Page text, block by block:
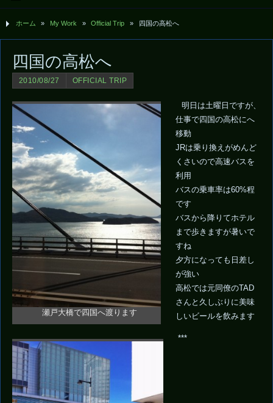
ホーム » My Work » Official Trip » 四国の高松へ
四国の高松へ
2010/08/27 OFFICIAL TRIP
瀬戸大橋で四国へ渡ります
明日は土曜日ですが、
仕事で四国の高松にへ
移動
JRは乗り換えがめんど
くさいので高速バスを
利用
バスの乗車率は60%程
です
バスから降りてホテル
まで歩きますが暑いで
すね
夕方になっても日差し
が強い
高松では元同僚のTAD
さんと久しぶりに美味
しいビールを飲みます
***